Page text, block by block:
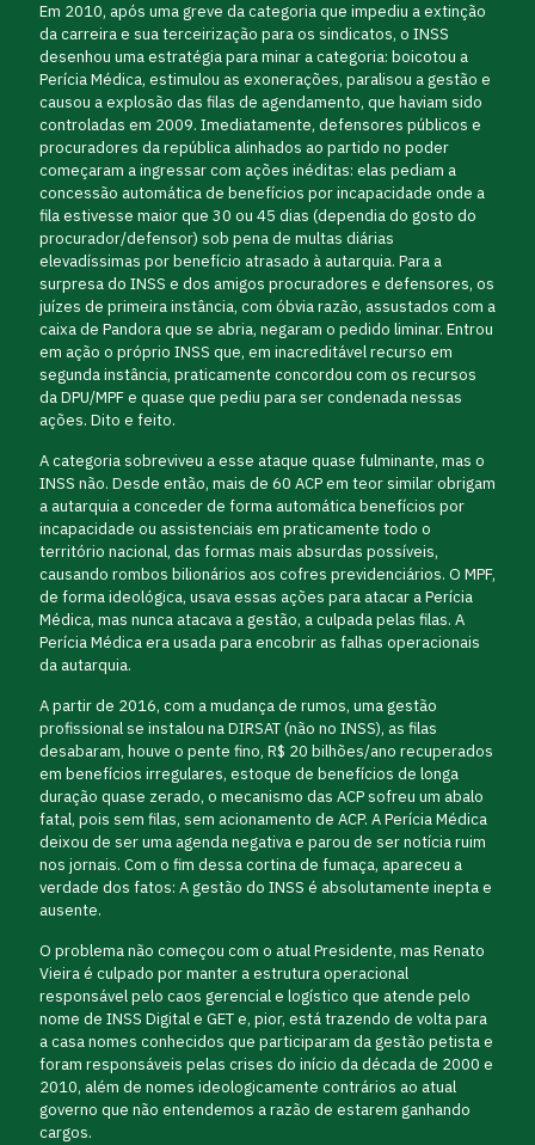
Em 2010, após uma greve da categoria que impediu a extinção
da carreira e sua terceirização para os sindicatos, o INSS
desenhou uma estratégia para minar a categoria: boicotou a
Perícia Médica, estimulou as exonerações, paralisou a gestão e
causou a explosão das filas de agendamento, que haviam sido
controladas em 2009. Imediatamente, defensores públicos e
procuradores da república alinhados ao partido no poder
começaram a ingressar com ações inéditas: elas pediam a
concessão automática de benefícios por incapacidade onde a
fila estivesse maior que 30 ou 45 dias (dependia do gosto do
procurador/defensor) sob pena de multas diárias
elevadíssimas por benefício atrasado à autarquia. Para a
surpresa do INSS e dos amigos procuradores e defensores, os
juízes de primeira instância, com óbvia razão, assustados com a
caixa de Pandora que se abria, negaram o pedido liminar. Entrou
em ação o próprio INSS que, em inacreditável recurso em
segunda instância, praticamente concordou com os recursos
da DPU/MPF e quase que pediu para ser condenada nessas
ações. Dito e feito.
A categoria sobreviveu a esse ataque quase fulminante, mas o
INSS não. Desde então, mais de 60 ACP em teor similar obrigam
a autarquia a conceder de forma automática benefícios por
incapacidade ou assistenciais em praticamente todo o
território nacional, das formas mais absurdas possíveis,
causando rombos bilionários aos cofres previdenciários. O MPF,
de forma ideológica, usava essas ações para atacar a Perícia
Médica, mas nunca atacava a gestão, a culpada pelas filas. A
Perícia Médica era usada para encobrir as falhas operacionais
da autarquia.
A partir de 2016, com a mudança de rumos, uma gestão
profissional se instalou na DIRSAT (não no INSS), as filas
desabaram, houve o pente fino, R$ 20 bilhões/ano recuperados
em benefícios irregulares, estoque de benefícios de longa
duração quase zerado, o mecanismo das ACP sofreu um abalo
fatal, pois sem filas, sem acionamento de ACP. A Perícia Médica
deixou de ser uma agenda negativa e parou de ser notícia ruim
nos jornais. Com o fim dessa cortina de fumaça, apareceu a
verdade dos fatos: A gestão do INSS é absolutamente inepta e
ausente.
O problema não começou com o atual Presidente, mas Renato
Vieira é culpado por manter a estrutura operacional
responsável pelo caos gerencial e logístico que atende pelo
nome de INSS Digital e GET e, pior, está trazendo de volta para
a casa nomes conhecidos que participaram da gestão petista e
foram responsáveis pelas crises do início da década de 2000 e
2010, além de nomes ideologicamente contrários ao atual
governo que não entendemos a razão de estarem ganhando
cargos.